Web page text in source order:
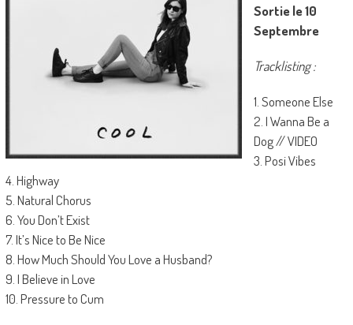
Sortie le 10
Septembre
Tracklisting :
1. Someone Else
2. I Wanna Be a
Dog // VIDEO
3. Posi Vibes
4. Highway
5. Natural Chorus
6. You Don’t Exist
7. It’s Nice to Be Nice
8. How Much Should You Love a Husband?
9. I Believe in Love
10. Pressure to Cum